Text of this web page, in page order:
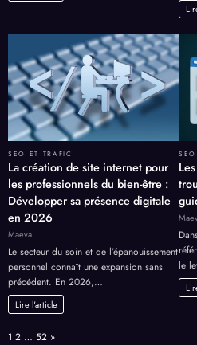
SEO ET TRAFIC
La création de site internet pour
les professionnels du bien-être :
Développer sa présence digitale
en 2026
Maeva
Le secteur du soin et de l’épanouissement
personnel connaît une expansion sans
précédent. En 2026,…
Lire l'article
le
Page:
1 2 … 52 Next
»